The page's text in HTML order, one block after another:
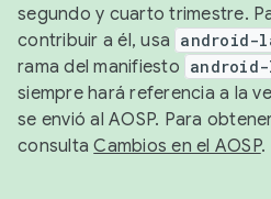
segundo y cuarto trimestre.
contribuir a él, usa android-
rama del manifiesto
siempre hará referencia a la
se envió al AOSP. Para
consultaCambios en el AOSP.